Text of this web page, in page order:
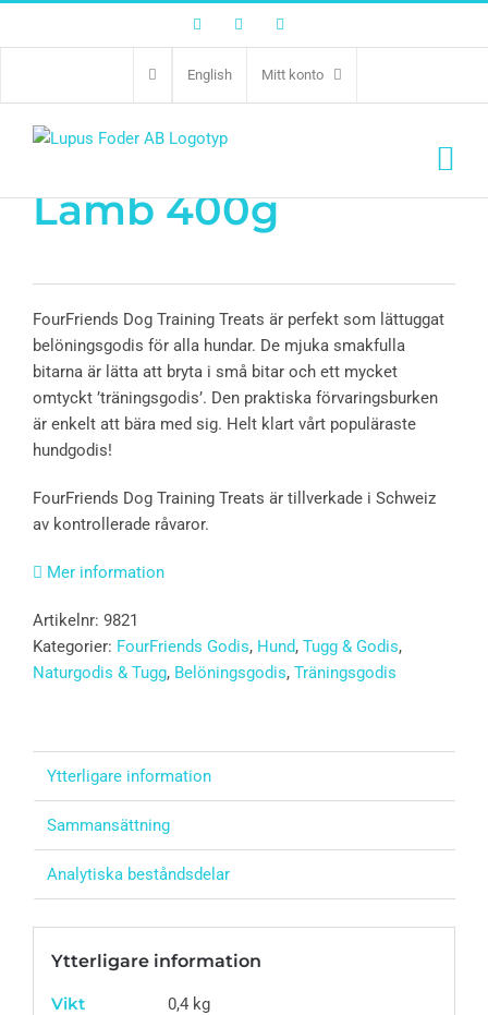
FacebookTwitter
English Mitt konto
FFD Training Treats
Lamb 400g
FourFriends Dog Training Treats är perfekt som lättuggat
belöningsgodis för alla hundar. De mjuka smakfulla
bitarna är lätta att bryta i små bitar och ett mycket
omtyckt ’träningsgodis’. Den praktiska förvaringsburken
är enkelt att bära med sig. Helt klart vårt populäraste
hundgodis!
FourFriends Dog Training Treats är tillverkade i Schweiz
av kontrollerade råvaror.
Mer information
Artikelnr: 9821
Kategorier: FourFriends Godis, Hund, Tugg & Godis,
Naturgodis & Tugg, Belöningsgodis, Träningsgodis
Ytterligare information
Sammansättning
Analytiska beståndsdelar
Ytterligare information
Vikt 0,4 kg